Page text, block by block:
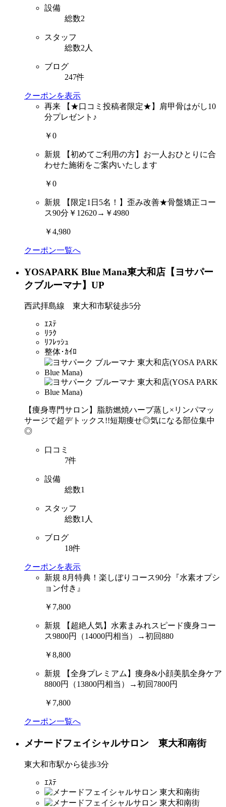
設備
総数2
スタッフ
総数2人
ブログ
247件
クーポンを表示
再来
【★口コミ投稿者限定★】肩甲骨はがし10
分プレゼント♪
￥0
新規
【初めてご利用の方】お一人おひとりに合
わせた施術をご案内いたします
￥0
新規
【限定1日5名！】歪み改善★骨盤矯正コー
ス90分￥12620→￥4980
￥4,980
クーポン一覧へ
YOSAPARK Blue Mana東大和店【ヨサパー
クブルーマナ】 UP
西武拝島線 東大和市駅徒歩5分
ｴｽﾃ
ﾘﾗｸ
ﾘﾌﾚｯｼｭ
整体･ｶｲﾛ
【痩身専門サロン】脂肪燃焼ハーブ蒸し×リンパマッ
サージで超デトックス!!短期痩せ◎気になる部位集中
◎
口コミ
7件
設備
総数1
スタッフ
総数1人
ブログ
18件
クーポンを表示
新規 8月特典！楽しぼりコース90分『水素オプシ
ョン付き』
￥7,800
新規
【超絶人気】水素まみれスピード痩身コー
ス9800円（14000円相当）→初回880
￥8,800
新規
【全身プレミアム】痩身&小顔美肌全身ケア
8800円（13800円相当）→初回7800円
￥7,800
クーポン一覧へ
メナードフェイシャルサロン 東大和南街
東大和市駅から徒歩3分
ｴｽﾃ